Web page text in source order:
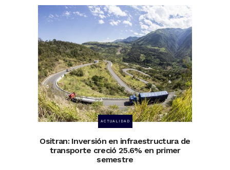
ACTUALIDAD
Ositran: Inversión en infraestructura de
transporte creció 25.6% en primer
semestre